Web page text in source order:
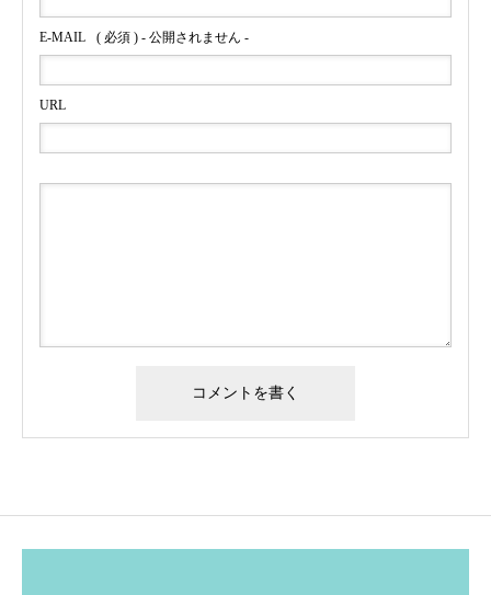
E-MAIL ( 必須 ) - 公開されません -
URL